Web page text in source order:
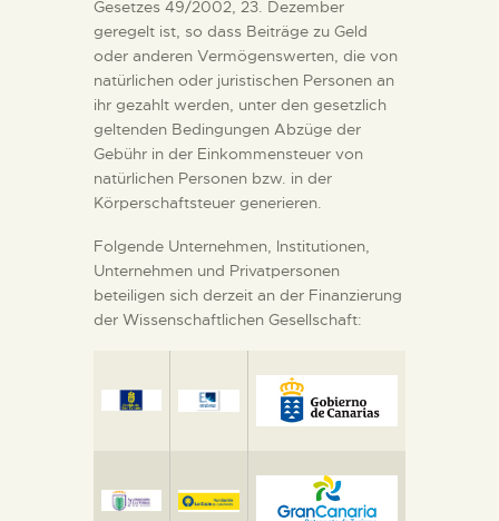
DIGITALE RESSOURCEN
DEUTSCH
Gesetzes 49/2002, 23. Dezember
geregelt ist, so dass Beiträge zu Geld
oder anderen Vermögenswerten, die von
natürlichen oder juristischen Personen an
ihr gezahlt werden, unter den gesetzlich
geltenden Bedingungen Abzüge der
Gebühr in der Einkommensteuer von
natürlichen Personen bzw. in der
Körperschaftsteuer generieren.
Folgende Unternehmen, Institutionen,
Unternehmen und Privatpersonen
beteiligen sich derzeit an der Finanzierung
der Wissenschaftlichen Gesellschaft: